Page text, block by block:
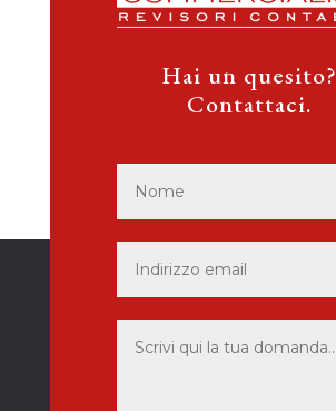
Hai un quesito?
Contattaci.